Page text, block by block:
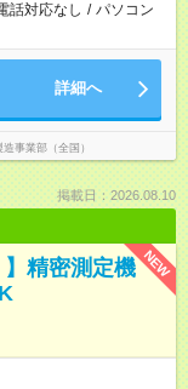
話対応なし / パソコン
詳細へ
事業部（全国）
掲載日：2026.08.10
NEW
】精密測定機